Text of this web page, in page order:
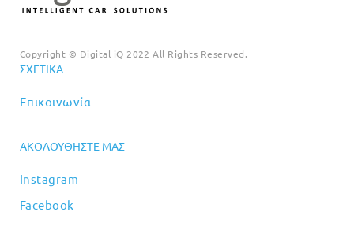
Copyright © Digital iQ 2022 All Rights Reserved.
ΣΧΕΤΙΚΆ
Επικοινωνία
ΑΚΟΛΟΥΘΉΣΤΕ ΜΑΣ
Instagram
Facebook